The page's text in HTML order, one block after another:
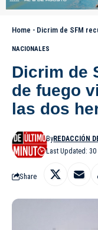
Home - Dicrim de SFM
NACIONALES
Dicrim de
de fuego
las dos
Last Updated: 30
ByREDACCIÓN
Share